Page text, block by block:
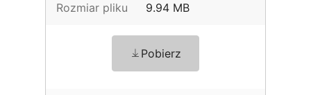
Rozmiar pliku 9.94 MB
Pobierz